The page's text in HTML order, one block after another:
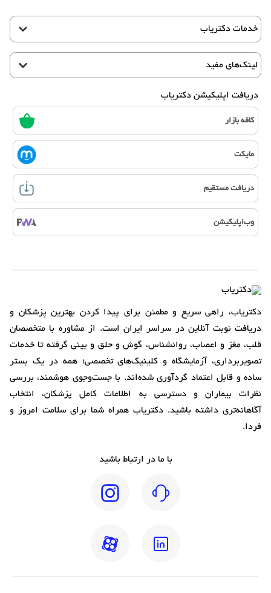
خدمات دکتریاب
لینک‌های مفید
دریافت اپلیکیشن دکتریاب
کافه بازار
مایکت
دریافت مستقیم
وب‌اپلیکیشن
دکتریاب، راهی سریع و مطمئن برای پیدا کردن بهترین پزشکان و
دریافت نوبت آنلاین در سراسر ایران است. از مشاوره با متخصصان
قلب، مغز و اعصاب، روانشناس، گوش و حلق و بینی گرفته تا خدمات
تصویربرداری، آزمایشگاه و کلینیک‌های تخصصی؛ همه در یک بستر
ساده و قابل اعتماد گردآوری شده‌اند. با جست‌وجوی هوشمند، بررسی
نظرات بیماران و دسترسی به اطلاعات کامل پزشکان، انتخاب
آگاهانه‌تری داشته باشید. دکتریاب همراه شما برای سلامت امروز و
فردا.
با ما در ارتباط باشید